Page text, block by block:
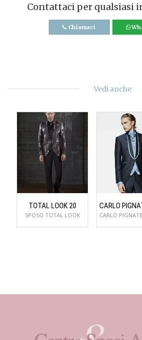
Contattaci per qualsiasi
Chiamaci
Vedi anche
TOTAL LOOK 20
SPOSO TOTAL LOOK